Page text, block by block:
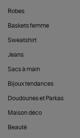
Robes
Baskets femme
Sweatshirt
Jeans
Sacs à main
Bijoux tendances
Doudounes et Parkas
Maison déco
Beauté